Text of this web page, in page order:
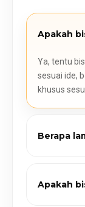
Apakah
Ya, tentu
sesuai ide,
khusus
Berapa
Apakah